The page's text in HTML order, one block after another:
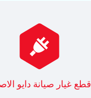

قطع غيار صيانة دايو